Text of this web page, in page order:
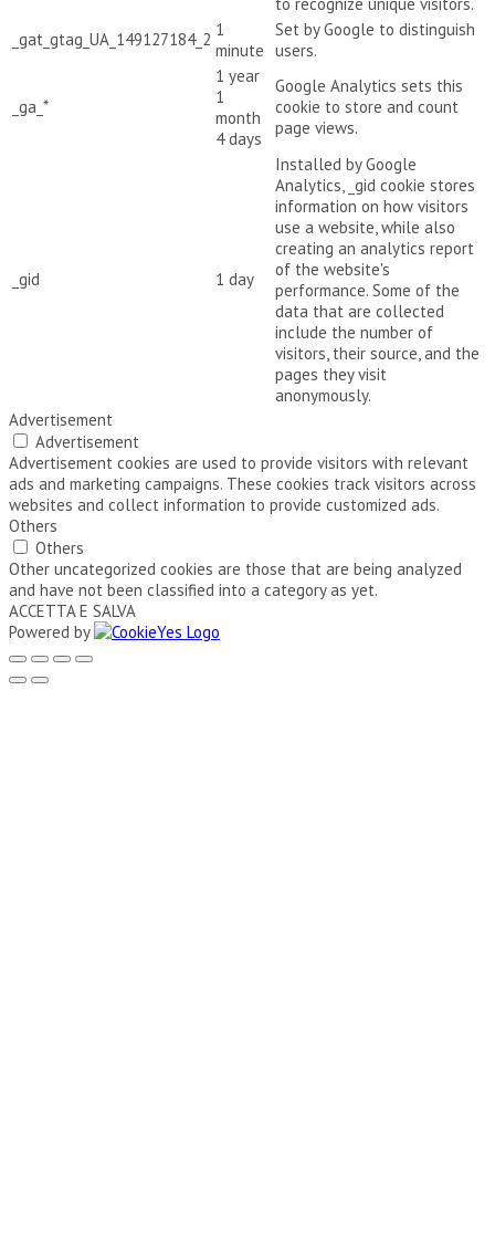
_gat_gtag_UA_149127184_2 1
minute
Set by Google to distinguish
users.
_ga_*
1 year
1
month
4 days
Google Analytics sets this
cookie to store and count
page views.
_gid 1 day
Installed by Google
Analytics, _gid cookie stores
information on how visitors
use a website, while also
creating an analytics report
of the website's
performance. Some of the
data that are collected
include the number of
visitors, their source, and the
pages they visit
anonymously.
Advertisement
Advertisement
Advertisement cookies are used to provide visitors with relevant
ads and marketing campaigns. These cookies track visitors across
websites and collect information to provide customized ads.
Others
Others
Other uncategorized cookies are those that are being analyzed
and have not been classified into a category as yet.
ACCETTA E SALVA
Powered by